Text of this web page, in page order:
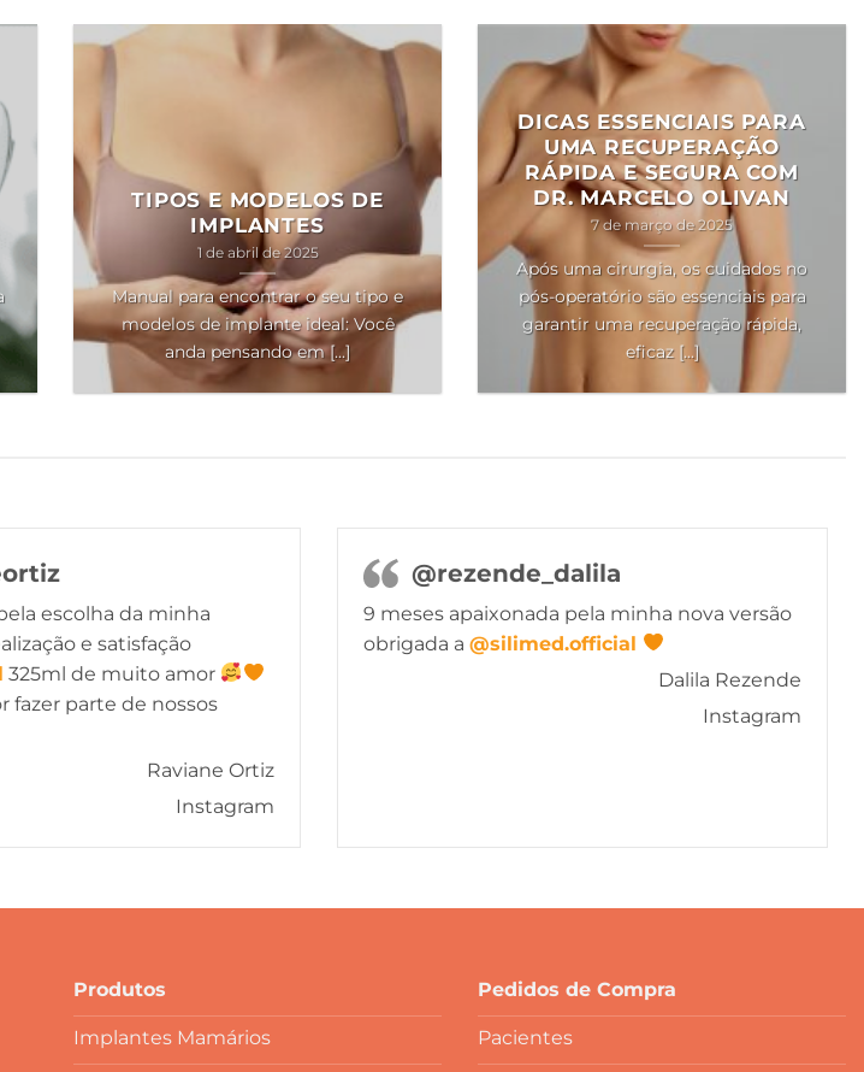
TIPOS E MODELOS DE
IMPLANTES
1 de abril de 2025
Manual para encontrar o seu tipo e
modelos de implante ideal: Você
anda pensando em [...]
DICAS ESSENCIAIS PARA
UMA RECUPERAÇÃO
RÁPIDA E SEGURA COM
DR. MARCELO OLIVAN
7 de março de 2025
Após uma cirurgia, os cuidados no
pós-operatório são essenciais para
garantir uma recuperação rápida,
eficaz [...]
escolha da minha
e satisfação
325ml de muito amor
fazer parte de nossos
Raviane Ortiz
Instagram
@rezende_dalila
9 meses apaixonada pela minha nova versão
obrigada a@silimed.official
Dalila Rezende
Instagram
Produtos
Implantes Mamários
Pedidos de Compra
Pacientes